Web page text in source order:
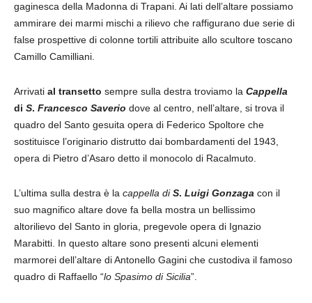
gaginesca della Madonna di Trapani. Ai lati dell’altare possiamo
ammirare dei marmi mischi a rilievo che raffigurano due serie di
false prospettive di colonne tortili attribuite allo scultore toscano
Camillo Camilliani.
Arrivati al transetto sempre sulla destra troviamo la Cappella
di S. Francesco Saverio dove al centro, nell’altare, si trova il
quadro del Santo gesuita opera di Federico Spoltore che
sostituisce l’originario distrutto dai bombardamenti del 1943,
opera di Pietro d’Asaro detto il monocolo di Racalmuto.
L’ultima sulla destra è la cappella di S. Luigi Gonzaga con il
suo magnifico altare dove fa bella mostra un bellissimo
altorilievo del Santo in gloria, pregevole opera di Ignazio
Marabitti. In questo altare sono presenti alcuni elementi
marmorei dell’altare di Antonello Gagini che custodiva il famoso
quadro di Raffaello “lo Spasimo di Sicilia”.